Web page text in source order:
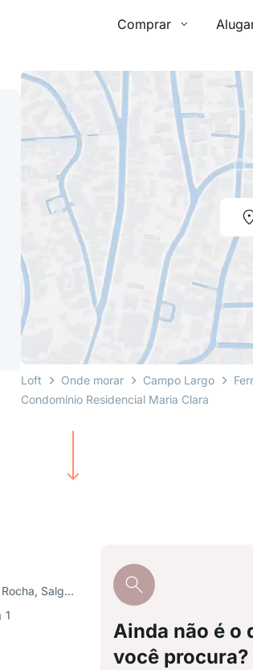
Comprar
Loft Onde morar Campo Largo
Condomínio Residencial Maria Clara
R. Caetano Munhoz da Rocha, Salgadinho
1
Ainda não é o
você procura?